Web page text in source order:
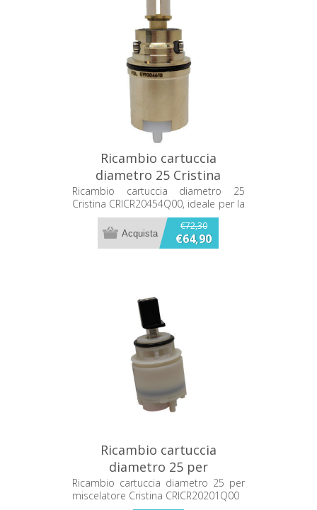
Ricambio cartuccia
diametro 25 Cristina
CRICR20454Q00
Ricambio cartuccia diametro 25
Cristina CRICR20454Q00, ideale per la
sostituzione del componente del
miscelatore.
€72,30
€64,90
Ricambio cartuccia
diametro 25 per
miscelatore Cristina
CRICR20201Q00
Ricambio cartuccia diametro 25 per
miscelatore Cristina CRICR20201Q00